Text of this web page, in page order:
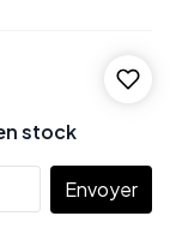
stock
Envoyer